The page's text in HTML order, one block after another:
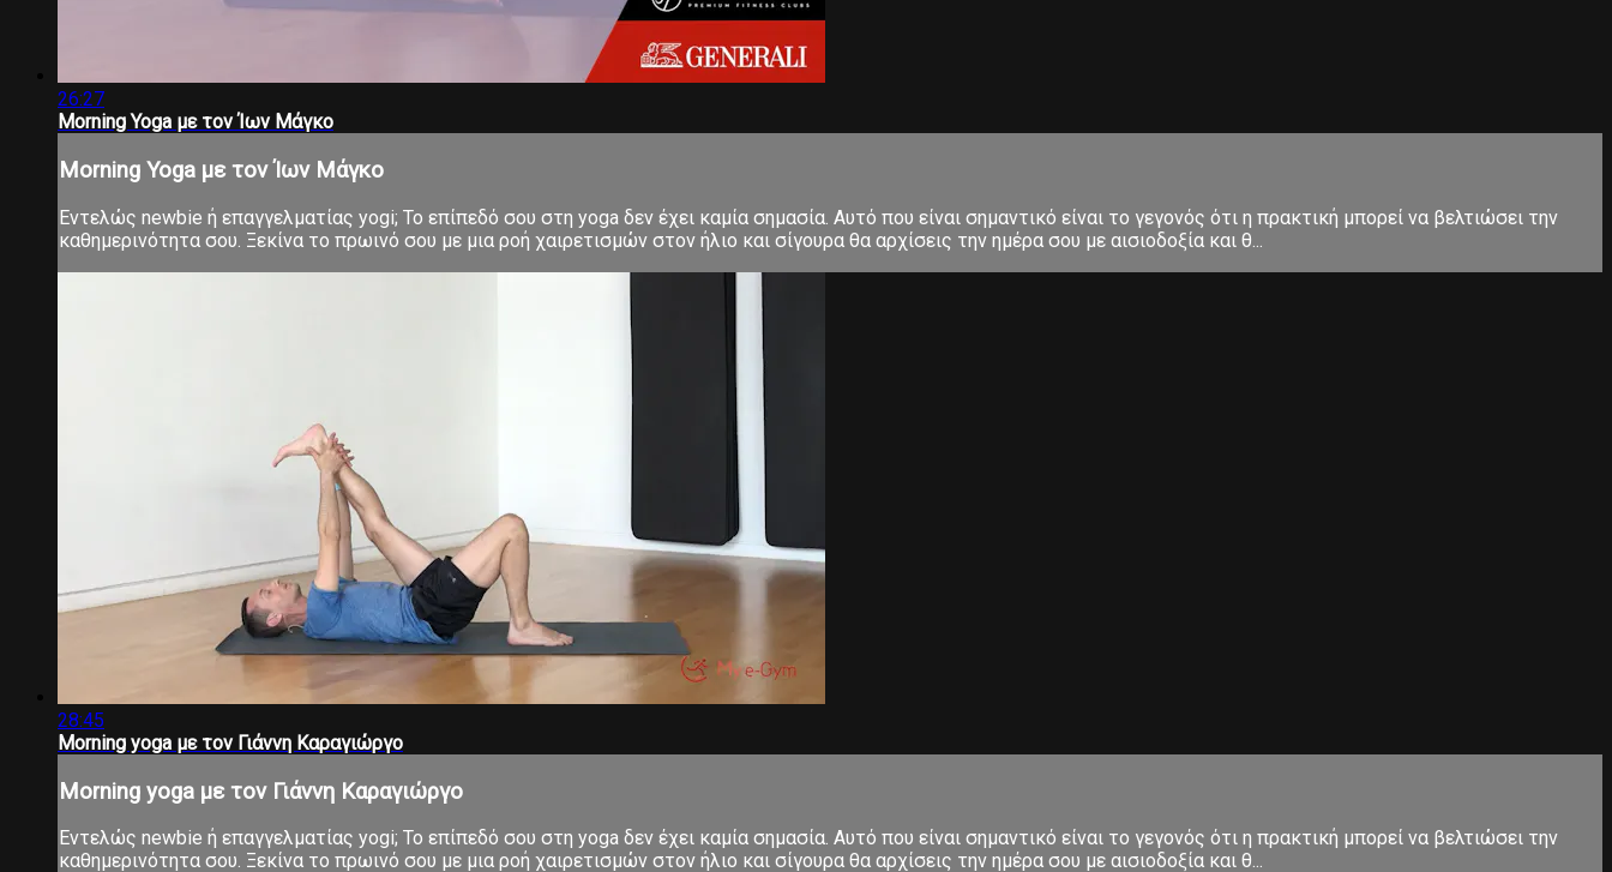
26:27
Morning Yoga με τον Ίων Μάγκο
Morning Yoga με τον Ίων Μάγκο
Εντελώς newbie ή επαγγελματίας yogi; Το επίπεδό σου στη yoga δεν έχει καμία σημασία. Αυτό που είναι σημαντικό είναι το γεγονός ότι η πρακτική μπορεί να βελτιώσει την
καθημερινότητα σου. Ξεκίνα το πρωινό σου με μια ροή χαιρετισμών στον ήλιο και σίγουρα θα αρχίσεις την ημέρα σου με αισιοδοξία και θ...
28:45
Morning yoga με τον Γιάννη Καραγιώργο
Morning yoga με τον Γιάννη Καραγιώργο
Εντελώς newbie ή επαγγελματίας yogi; Το επίπεδό σου στη yoga δεν έχει καμία σημασία. Αυτό που είναι σημαντικό είναι το γεγονός ότι η πρακτική μπορεί να βελτιώσει την
καθημερινότητα σου. Ξεκίνα το πρωινό σου με μια ροή χαιρετισμών στον ήλιο και σίγουρα θα αρχίσεις την ημέρα σου με αισιοδοξία και θ...